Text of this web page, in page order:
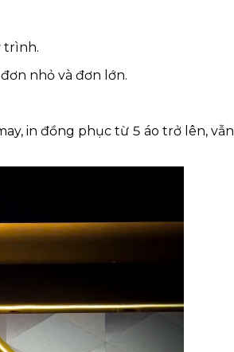
trình.
nhỏ và đơn lớn.
in đồng phục từ 5 áo trở lên, vẫn